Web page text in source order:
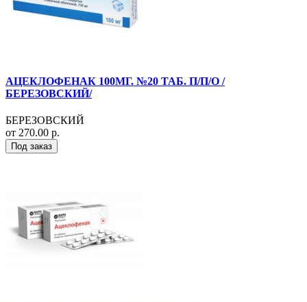
АЦЕКЛОФЕНАК 100МГ. №20 ТАБ. П/П/О /
БЕРЕЗОВСКИЙ/
БЕРЕЗОВСКИЙ
от 270.00 р.
Под заказ